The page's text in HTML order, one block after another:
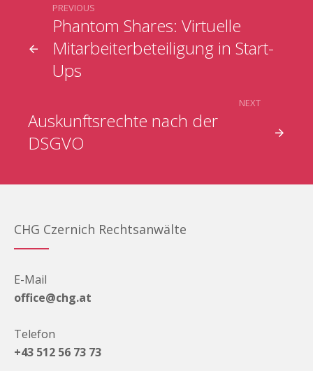
Phantom Shares: Virtuelle
Mitarbeiterbeteiligung in Start-
Ups
PREVIOUS
Auskunftsrechte nach der
DSGVO
NEXT
CHG Czernich Rechtsanwälte
E-Mail
office@chg.at
Telefon
+43 512 56 73 73